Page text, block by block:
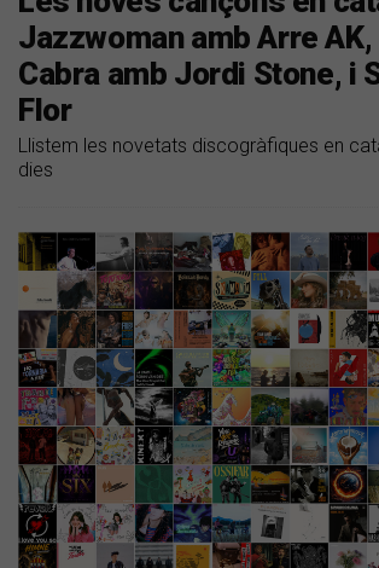
Jazzwoman amb Arre AK,
Cabra amb Jordi Stone, i
Flor
Llistem les novetats discogràfiques en
dies